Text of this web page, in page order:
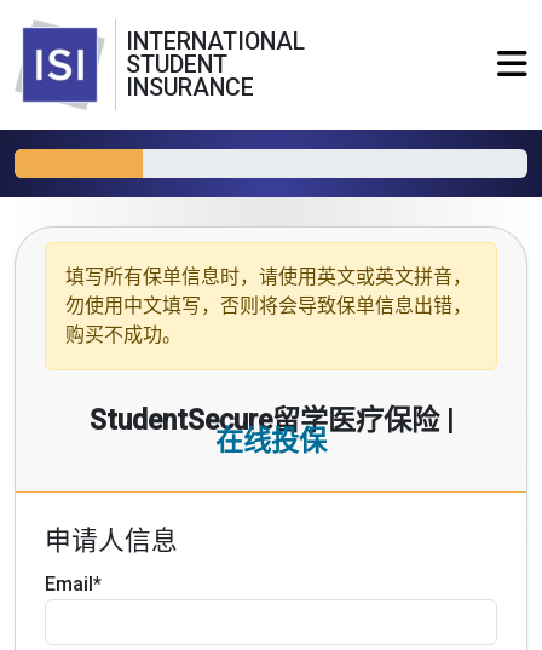
INTERNATIONAL
STUDENT
INSURANCE
填写所有保单信息时，请使用 英文或英文拼音，
勿使用中文填写，否则将会导致保单信息出错，
购买不成功。
StudentSecure留学医疗保险 |
在线投保
申请人信息
Email*